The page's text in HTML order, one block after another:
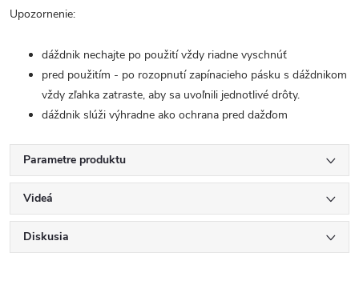
Upozornenie:
dáždnik nechajte po použití vždy riadne vyschnúť
pred použitím - po rozopnutí zapínacieho pásku s dáždnikom
vždy zľahka zatraste, aby sa uvoľnili jednotlivé drôty.
dáždnik slúži výhradne ako ochrana pred dažďom
Parametre produktu
Videá
Diskusia